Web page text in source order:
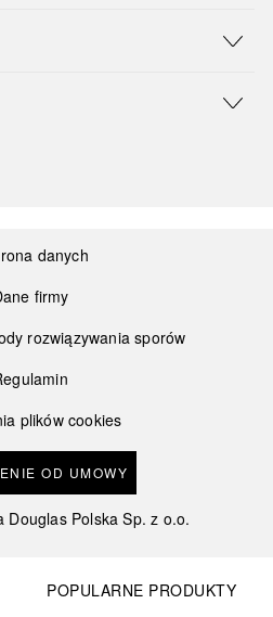
danych
firmy
rozwiązywania sporów
plików cookies
OD UMOWY
Douglas Polska Sp. z o.o.
POPULARNE PRODUKTY